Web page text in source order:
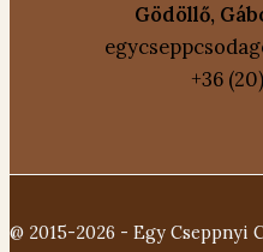
Gödöllő,
+36
@ 2015-2026 - Egy Cseppnyi